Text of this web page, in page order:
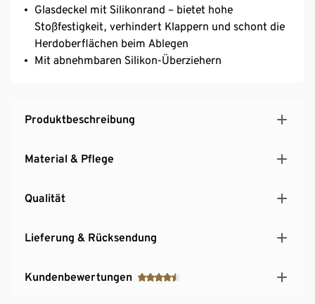
Glasdeckel mit Silikonrand – bietet hohe
Stoßfestigkeit, verhindert Klappern und schont die
Herdoberflächen beim Ablegen
Mit abnehmbaren Silikon-Überziehern
Produktbeschreibung
Material & Pflege
Qualität
Lieferung & Rücksendung
Kundenbewertungen